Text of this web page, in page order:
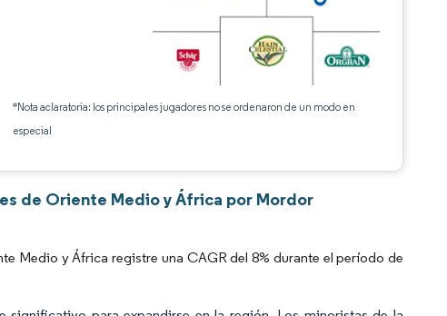
*Nota aclaratoria: los principales jugadores no se ordenaron de un modo en
especial
de Oriente Medio y África por Mordor
Medio y África registre una CAGR del 8% durante el período de